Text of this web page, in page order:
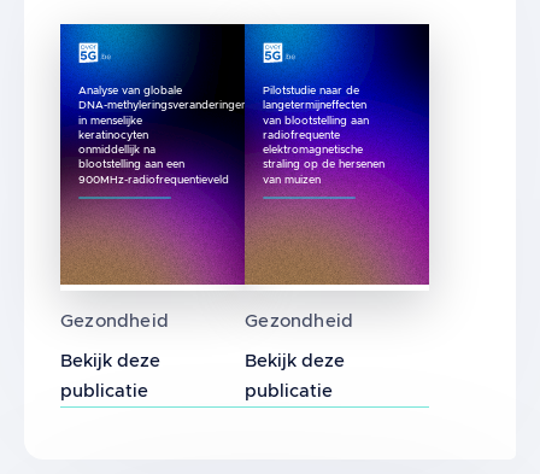
Analyse van globale
DNA-methyleringsveranderingen
in menselijke
keratinocyten
onmiddellijk na
blootstelling aan een
900MHz-radiofrequentieveld
Gezondheid
Bekijk deze
publicatie
Pilotstudie naar de
langetermijneffecten
van blootstelling aan
radiofrequente
elektromagnetische
straling op de hersenen
van muizen
Gezondheid
Bekijk deze
publicatie